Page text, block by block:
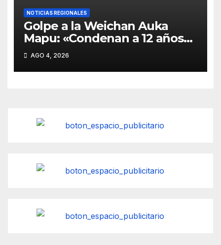
NOTICIAS REGIONALES
Golpe a la Weichan Auka
Mapu: «Condenan a 12 años
de cárcel a cinco sujetos por
el asesinato de comunero en
Carahue comuna de La
AGO 4, 2026